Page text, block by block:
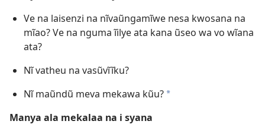
Ve na laisenzi na nĩvaũngamĩwe nesa kwosana na
mĩao? Ve na nguma ĩilye ata kana ũseo wa vo wĩana
ata?
Nĩ vatheu na vasũvĩĩku?
Nĩ maũndũ meva mekawa kũu? a
Manya ala mekalaa na i syana